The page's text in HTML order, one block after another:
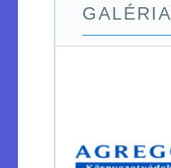
GALÉRIA